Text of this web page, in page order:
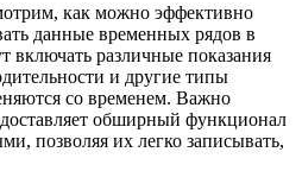
как можно эффективно
данные временных рядов в
различные показания
и другие типы
со временем. Важно
обширный функционал
позволяя их легко записывать,